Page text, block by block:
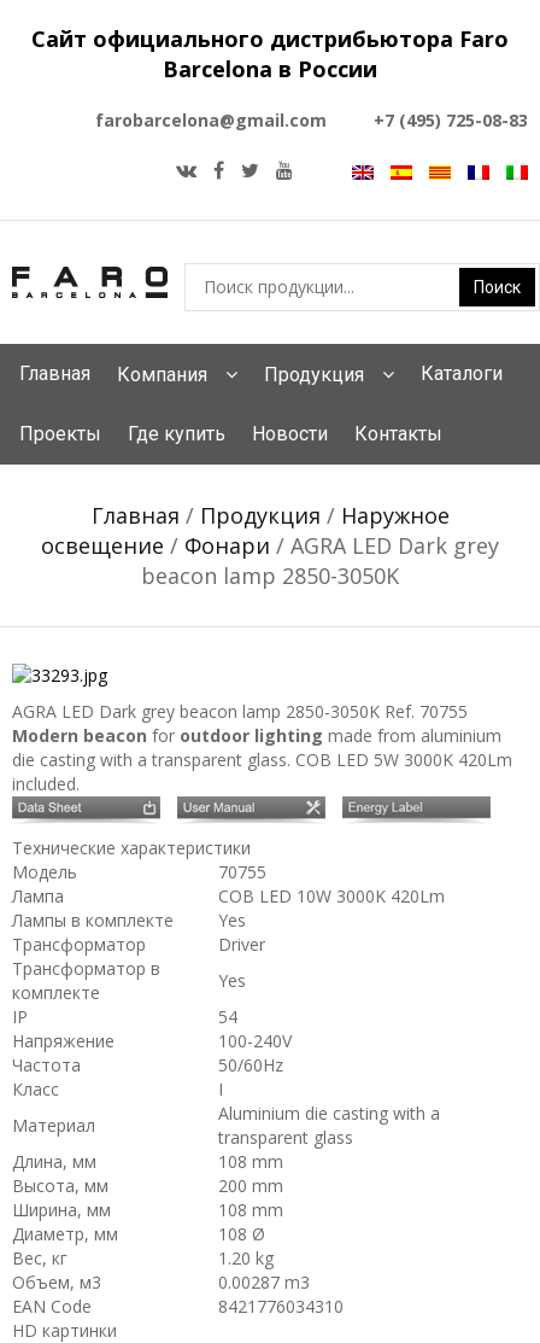
Сайт официального дистрибьютора Faro
Barcelona в России
farobarcelona@gmail.com +7 (495) 725-08-83
Главная Компания Продукция Каталоги
Проекты Где купить Новости Контакты
Главная / Продукция / Наружное
освещение / Фонари / AGRA LED Dark grey
beacon lamp 2850-3050K
AGRA LED Dark grey beacon lamp 2850-3050K Ref. 70755
Modern beacon for outdoor lighting made from aluminium
die casting with a transparent glass. COB LED 5W 3000K 420Lm
included.
Технические характеристики
Модель
70755
Лампа
COB LED 10W 3000K 420Lm
Лампы в комплекте
Yes
Трансформатор
Driver
Трансформатор в
комплекте
Yes
IP
54
Напряжение
100-240V
Частота
50/60Hz
Класс
I
Материал
Aluminium die casting with a
transparent glass
Длина, мм
108 mm
Высота, мм
200 mm
Ширина, мм
108 mm
Диаметр, мм
108 Ø
Вес, кг
1.20 kg
Объем, м3
0.00287 m3
EAN Code
8421776034310
HD картинки